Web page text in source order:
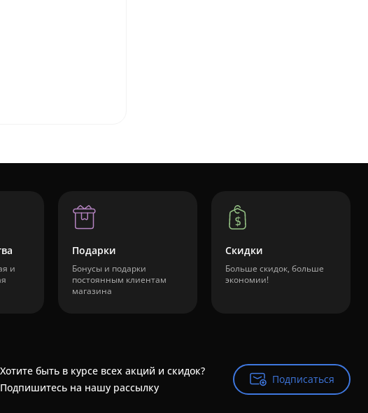
и
Подарки
Бонусы и подарки
постоянным клиентам
магазина
Скидки
Больше скидок, больше
экономии!
Хотите быть в курсе всех акций и скидок?
Подпишитесь на нашу рассылку
Подписаться
Подписаться